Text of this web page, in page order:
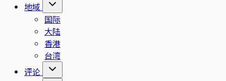
地域
国际
大陆
香港
台湾
评论